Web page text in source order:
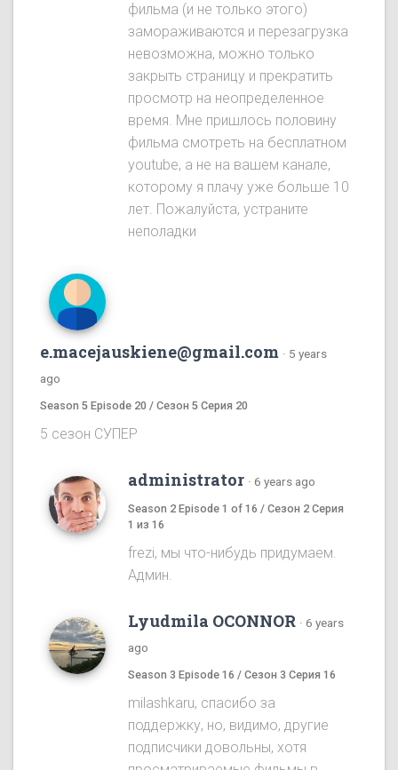
фильма (и не только этого)
замораживаются и перезагрузка
невозможна, можно только
закрыть страницу и прекратить
просмотр на неопределенное
время. Мне пришлось половину
фильма смотреть на бесплатном
youtube, а не на вашем канале,
которому я плачу уже больше 10
лет. Пожалуйста, устраните
неполадки
e.macejauskiene@gmail.com · 5 years
ago
Season 5 Episode 20 / Сезон 5 Серия 20
5 сезон СУПЕР
administrator · 6 years ago
Season 2 Episode 1 of 16 / Сезон 2 Серия
1 из 16
frezi, мы что-нибудь придумаем.
Админ.
Lyudmila OCONNOR · 6 years
ago
Season 3 Episode 16 / Сезон 3 Серия 16
milashkaru, спасибо за
поддержку, но, видимо, другие
подписчики довольны, хотя